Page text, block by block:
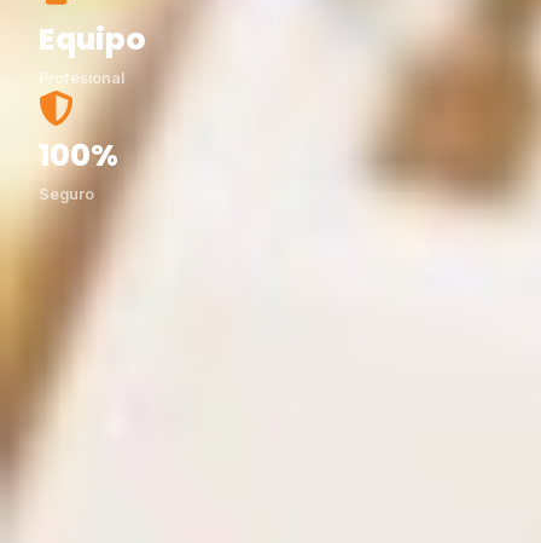
Equipo
Profesional
100%
Seguro